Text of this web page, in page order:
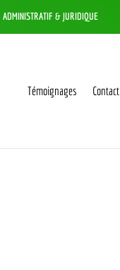
ADMINISTRATIF & JURIDIQUE
Témoignages Contact